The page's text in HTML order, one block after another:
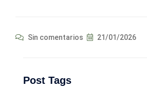
Sin comentarios 21/01/2026
Post Tags